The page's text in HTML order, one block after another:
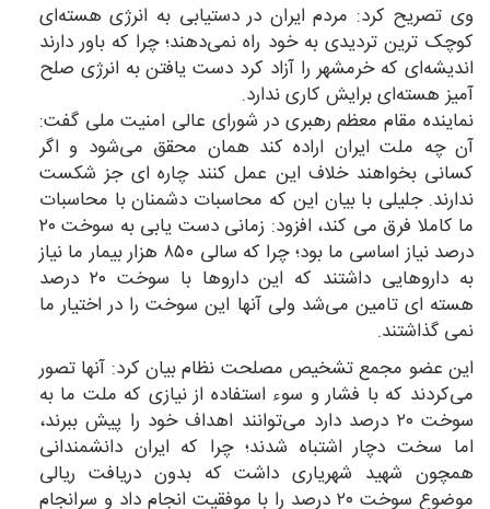
وی تصریح کرد: مردم ایران در دستیابی به انرژی هسته‌ای
کوچک ترین تردیدی به خود راه نمی‌دهند؛ چرا که باور دارند
اندیشه‌ای که خرمشهر را آزاد کرد دست یافتن به انرژی صلح
آمیز هسته‌ای برایش کاری ندارد.
نماینده مقام معظم رهبری در شورای عالی امنیت ملی گفت:
آن چه ملت ایران اراده کند همان محقق می‌شود و اگر
کسانی بخواهند خلاف این عمل کنند چاره ای جز شکست
ندارند. جلیلی با بیان این که محاسبات دشمنان با محاسبات
ما کاملا فرق می کند، افزود: زمانی دست یابی به سوخت ۲۰
درصد نیاز اساسی ما بود؛ چرا که سالی ۸۵۰ هزار بیمار ما نیاز
به داروهایی داشتند که این داروها با سوخت ۲۰ درصد
هسته ای تامین می‌شد ولی آنها این سوخت را در اختیار ما
نمی گذاشتند.
این عضو مجمع تشخیص مصلحت نظام بیان کرد: آنها تصور
می‌کردند که با فشار و سوء استفاده از نیازی که ملت ما به
سوخت ۲۰ درصد دارد می‌توانند اهداف خود را پیش ببرند،
اما سخت دچار اشتباه شدند؛ چرا که ایران دانشمندانی
همچون شهید شهریاری داشت که بدون دریافت ریالی
موضوع سوخت ۲۰ درصد را با موفقیت انجام داد و سرانجام